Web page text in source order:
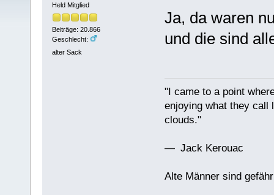
Held Mitglied
Beiträge: 20.866
Geschlecht:
alter Sack
Ja, da waren
und die sind
"I came to a point
enjoying what they call
clouds."
— Jack Kerouac
Alte Männer sind